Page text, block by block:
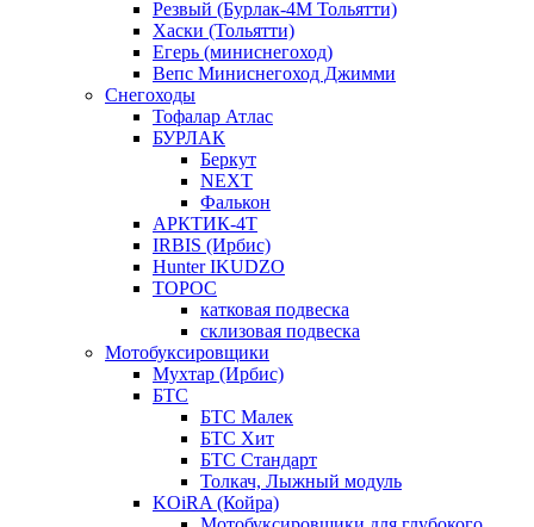
Резвый (Бурлак-4М Тольятти)
Хаски (Тольятти)
Егерь (миниснегоход)
Вепс Миниснегоход Джимми
Снегоходы
Тофалар Атлас
БУРЛАК
Беркут
NEXT
Фалькон
АРКТИК-4Т
IRBIS (Ирбис)
Hunter IKUDZO
ТОРОС
катковая подвеска
склизовая подвеска
Мотобуксировщики
Мухтар (Ирбис)
БТС
БТС Малек
БТС Хит
БТС Стандарт
Толкач, Лыжный модуль
KOiRA (Койра)